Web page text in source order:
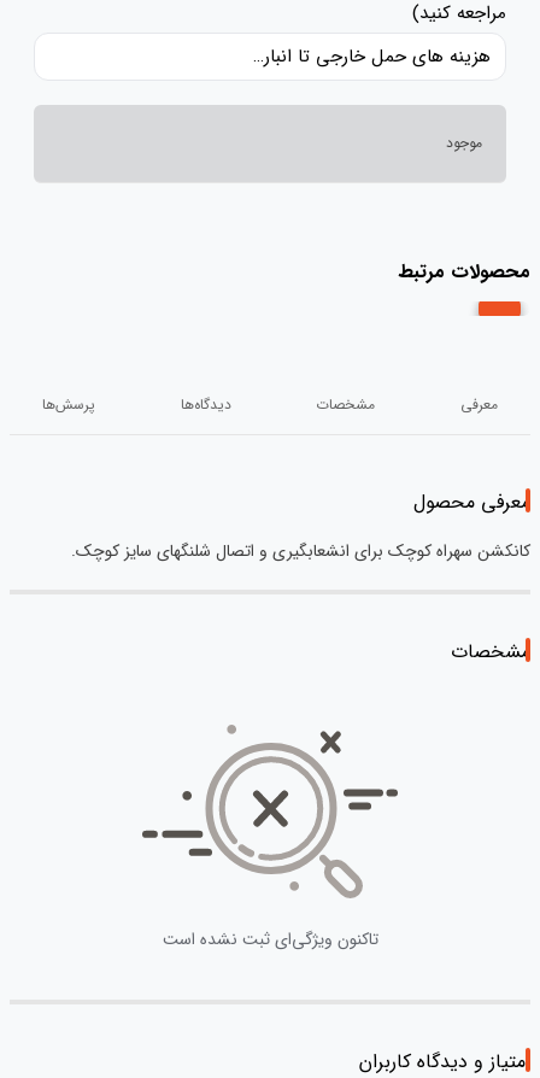
مراجعه کنید)
هزینه های حمل خارجی تا انبار ایران، حقوق گمرکی و عوارض و مالیات و سایر هزینه های کالا به قیمت ریالی کالا اضافه شده است و حمل داخلی رایگان می باشد.
موجود
محصولات مرتبط
معرفی مشخصات دیدگاه‌ها پرسش‌ها
معرفی محصول
کانکشن سهراه کوچک برای انشعابگیری و اتصال شلنگهای سایز کوچک.
مشخصات
تاکنون ویژگی‌ای ثبت نشده است
امتیاز و دیدگاه کاربران